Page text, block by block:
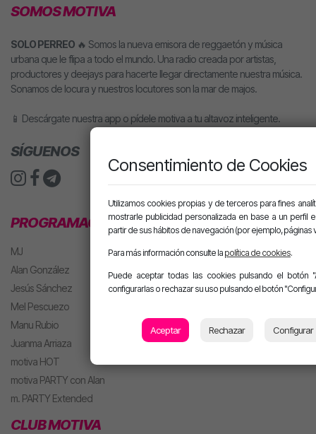
SOMOS MOTIVA
SOLO PERREO 🔥 Somos la nueva emisora de reggaetón y música
urbana que le flipa a todo el mundo. Una radio creada por artistas,
productores y deejays para hacerte llegar directamente nuestra música.
Sonamos de locura y nuestros locutores son la mar de majos.
📱 Descárgate nuestra app o pídele motiva a tu altavoz inteligente.
SÍGUENOS
PROGRAMACIÓN
MJ
Alan González
Jesús Sánchez
Mel Pescuezo
Manu Rubio
Juanma Arriaza
motiva HOT
motiva PARTY con Alan
m. PARTY Extended
CLUB MOTIVA
Consentimiento de Cookies
Utilizamos cookies propias y de terceros para fines
mostrarle publicidad personalizada en base a un perfil
partir de sus hábitos de navegación (por ejemplo, páginas
Para más información consulte la política de cookies.
Puede aceptar todas las cookies pulsando el botón
configurarlas o rechazar su uso pulsando el botón
Aceptar Rechazar Configurar